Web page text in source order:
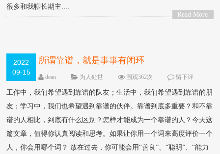
很多和我聊长期主....
Read More
2022
09-15
所谓靠谱，就是事事有闭环
dean 为人处世 围观362次
留下评
工作中，我们希望遇到靠谱的队友；生活中，我们希望遇到靠谱的朋
友；学习中，我们也希望遇到靠谱的伙伴。靠谱到底多重要？和不靠
谱的人相比，到底有什么区别？怎样才能成为一个靠谱的人？今天这
篇文章，值得你认真阅读和思考。如果让你用一个词来高度评价一个
人，你会用哪个词？ 放在过去，你可能会用“善良”、“聪明”、“能力